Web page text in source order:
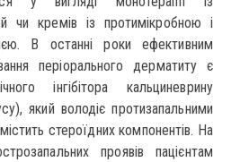
чи кремів із протимікробною і
В останні роки ефективним
періорального дерматиту є
інгібітора кальциневрину
який володіє протизапальними
стероїдних компонентів. На
проявів пацієнтам